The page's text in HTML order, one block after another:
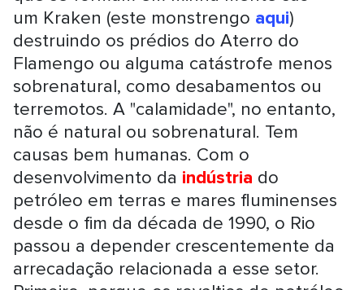
um Kraken (este monstrengo aqui)
destruindo os prédios do Aterro do
Flamengo ou alguma catástrofe menos
sobrenatural, como desabamentos ou
terremotos. A "calamidade", no entanto,
não é natural ou sobrenatural. Tem
causas bem humanas. Com o
desenvolvimento da indústria do
petróleo em terras e mares fluminenses
desde o fim da década de 1990, o Rio
passou a depender crescentemente da
arrecadação relacionada a esse setor.